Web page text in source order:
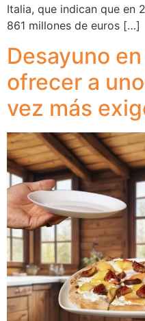
Italia, que indican que en
861 millones de euros […]
Desayuno
ofrecer a
vez más